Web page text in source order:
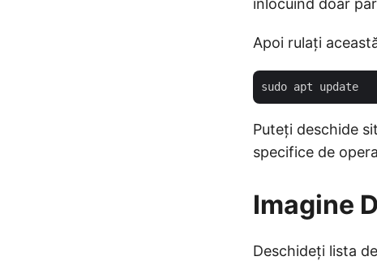
înlocuind doar
Apoi rulați
Puteți deschide
specifice de
Imagine
Deschideți lista